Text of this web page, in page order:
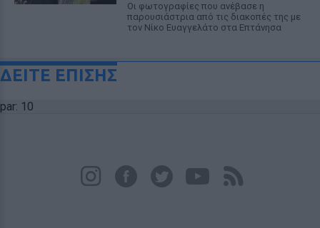
Οι φωτογραφίες που ανέβασε η
παρουσιάστρια από τις διακοπές της με
τον Νίκο Ευαγγελάτο στα Επτάνησα
ΔΕΙΤΕ ΕΠΙΣΗΣ
par: 10